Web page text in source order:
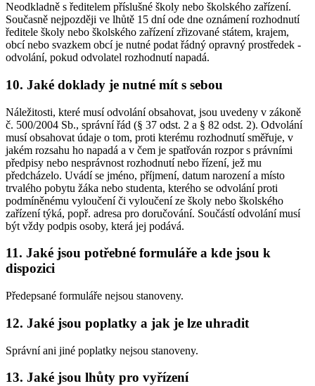
Neodkladně s ředitelem příslušné školy nebo školského zařízení.
Současně nejpozději ve lhůtě 15 dní ode dne oznámení rozhodnutí
ředitele školy nebo školského zařízení zřizované státem, krajem,
obcí nebo svazkem obcí je nutné podat řádný opravný prostředek -
odvolání, pokud odvolatel rozhodnutí napadá.
10. Jaké doklady je nutné mít s sebou
Náležitosti, které musí odvolání obsahovat, jsou uvedeny v zákoně
č. 500/2004 Sb., správní řád (§ 37 odst. 2 a § 82 odst. 2). Odvolání
musí obsahovat údaje o tom, proti kterému rozhodnutí směřuje, v
jakém rozsahu ho napadá a v čem je spatřován rozpor s právními
předpisy nebo nesprávnost rozhodnutí nebo řízení, jež mu
předcházelo. Uvádí se jméno, příjmení, datum narození a místo
trvalého pobytu žáka nebo studenta, kterého se odvolání proti
podmíněnému vyloučení či vyloučení ze školy nebo školského
zařízení týká, popř. adresa pro doručování. Součástí odvolání musí
být vždy podpis osoby, která jej podává.
11. Jaké jsou potřebné formuláře a kde jsou k
dispozici
Předepsané formuláře nejsou stanoveny.
12. Jaké jsou poplatky a jak je lze uhradit
Správní ani jiné poplatky nejsou stanoveny.
13. Jaké jsou lhůty pro vyřízení